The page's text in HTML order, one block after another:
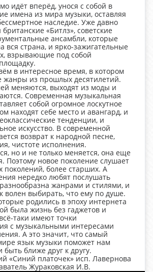
идёт вперёд, унося с собой в
имена из мира музыки, оставляя
наследие. Уже давно
«Битлз», советские
ансамбли, которые
вся страна, и ярко-зажигательные
взрывающие под собой
в интересное время, в котором
жанры из прошлых десятилетий.
меняются, выходят из моды и
Современная музыкальная
собой огромное лоскутное
находят себе место и авангард, и
тенденции, и
искусство. В современной
возврат к народной песне,
чистоте исполнения.
но и не только меняется, она еще
Поэтому новое поколение слушает
поколений, более старших. А
нередко любят послушать
жанрами и стилями, и
волен выбирать, что ему по душе.
родились в эпоху интернета
была жизнь без гаджетов и
таки имеют точки
с музыкальными интересами
А это значит, что самый
язык музыки поможет нам
быть ближе друг к другу.
«Синий платочек» исп. Лавернова
Жураковская И.В.